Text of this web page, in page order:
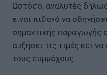
Ωστόσο, αναλυτές
είναι πιθανό να
σημαντικής παραγωγής
αυξήσει τις τιμές και
τους συμμάχους.